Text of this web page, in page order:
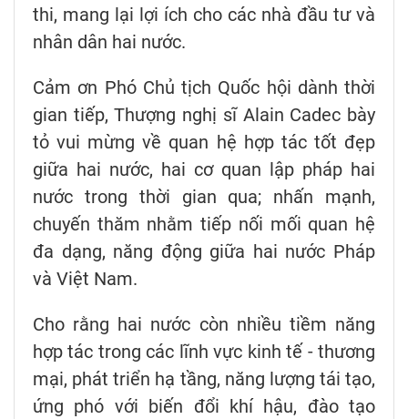
thi, mang lại lợi ích cho các nhà đầu tư và
nhân dân hai nước.
Cảm ơn Phó Chủ tịch Quốc hội dành thời
gian tiếp, Thượng nghị sĩ Alain Cadec bày
tỏ vui mừng về quan hệ hợp tác tốt đẹp
giữa hai nước, hai cơ quan lập pháp hai
nước trong thời gian qua; nhấn mạnh,
chuyến thăm nhằm tiếp nối mối quan hệ
đa dạng, năng động giữa hai nước Pháp
và Việt Nam.
Cho rằng hai nước còn nhiều tiềm năng
hợp tác trong các lĩnh vực kinh tế - thương
mại, phát triển hạ tầng, năng lượng tái tạo,
ứng phó với biến đổi khí hậu, đào tạo